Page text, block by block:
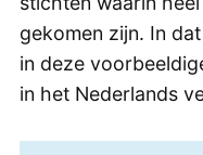
gekomen zijn. In
in deze
in het Nederlands